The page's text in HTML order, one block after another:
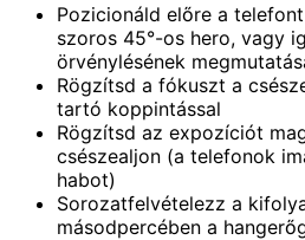
Pozicionáld előre a
szoros 45°-os hero, vagy
örvénylésének
Rögzítsd a fókuszt a
tartó koppintással
Rögzítsd az expozíciót
csészealjon (a telefonok
habot)
Sorozatfelvételezz a
másodpercében a